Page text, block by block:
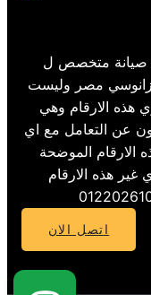
صيانة متخصص ل
زانوسي مصر وليست
هذه الارقام وهي
عن التعامل مع اي
الارقام الموضحة
غير هذه الارقام
اتصل الان